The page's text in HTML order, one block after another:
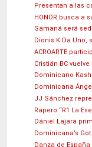
Presentan a las
HONOR busca a
Samaná será
Dionis K Da
ACROARTE
Cristián BC
Dominicano
Dominicana
JJ Sánchez
Rapero “R1 La
Dániel Lajara
Dominicana’s
Danza de